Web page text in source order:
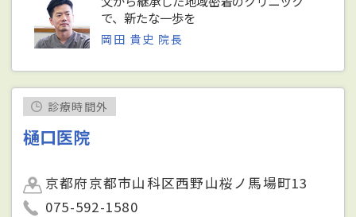
で、新たな一歩を
岡田 貴史 院長
診療時間外
樋口医院
京都府京都市山科区西野山桜ノ馬場町13
075-592-1580